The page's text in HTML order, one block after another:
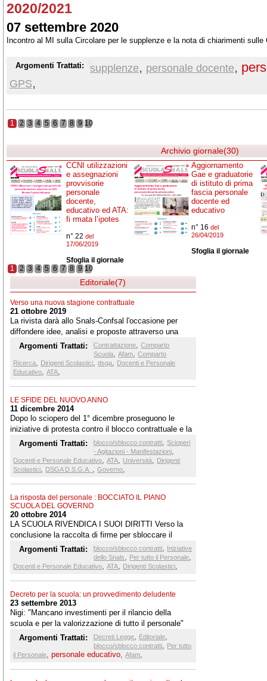
2020/2021
07 settembre 2020
Incontro al MI sulla Circolare per le supplenze e la nota di chiarimenti sulle
Argomenti Trattati: supplenze, personale docente,
GPS,
1 2 3 4 5 6 7 8 9 10
Archivio giornale(30)
CCNI utilizzazioni
e assegnazioni
provvisorie
personale
docente,
educativo ed ATA:
fi rmata l’ipotes
n° 22 del
17/06/2019
Sfoglia il giornale
Aggiornamento
Gae e graduatorie
di istituto di prima
fascia personale
docente ed
educativo
n° 16 del
26/04/2019
Sfoglia il giornale
1 2 3 4 5 6 7 8 9 10
Editoriale(7)
Verso una nuova stagione contrattuale
21 ottobre 2019
La rivista darà allo Snals-Confsal l'occasione per
diffondere idee, analisi e proposte attraverso una
serie di rubriche che, oltre a definire l'identità della
rivista, medesima, offrono, tramite un ventaglio di
qualificati interventi, chiavi di lettura che possono
suscitare e mantenere vivo l’interesse dei lettori
Argomenti Trattati: Contrattazione,Comparto
Scuola,Afam,Comparto
Ricerca, Dirigenti Scolastici,dsga, Docenti e Personale
Educativo,ATA,
LE SFIDE DEL NUOVO ANNO
11 dicembre 2014
Dopo lo sciopero del 1° dicembre proseguono le
iniziative di protesta contro il blocco contrattuale e la
cancellazione degli scatti di anzianità
Argomenti Trattati: blocco/sblocco contratti,Scioperi
- Agitazioni - Manifestazioni,
Docenti e Personale Educativo,ATA, Università, Dirigenti
Scolastici, DSGA D.S.G.A. ,Governo,
La risposta del personale : BOCCIATO IL PIANO
SCUOLA DEL GOVERNO
20 ottobre 2014
LA SCUOLA RIVENDICA I SUOI DIRITTI Verso la
conclusione la raccolta di firme per sbloccare il
contratto.
Argomenti Trattati: blocco/sblocco contratti, Iniziative
dello Snals, Per tutto il Personale,
Docenti e Personale Educativo,ATA, Dirigenti Scolastici,
Decreto per la scuola: un provvedimento deludente
23 settembre 2013
Nigi: "Mancano investimenti per il rilancio della
scuola e per la valorizzazione di tutto il personale"
Argomenti Trattati:
Decreti Legge, Editoriale,
blocco/sblocco contratti, Per tutto
il Personale,personale educativo,Afam,